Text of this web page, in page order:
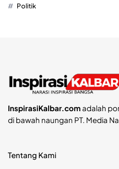
Politik
InspirasiKalbar.comadalah
di bawah naungan PT. Media
Tentang Kami